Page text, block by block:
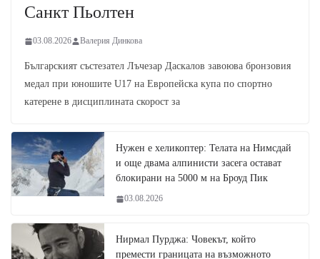
Санкт Пьолтен
03.08.2026 Валерия Динкова
Българският състезател Лъчезар Даскалов завоюва бронзовия
медал при юношите U17 на Европейска купа по спортно
катерене в дисциплината скорост за
Нужен е хеликоптер: Телата на Нимсдай
и още двама алпинисти засега остават
блокирани на 5000 м на Броуд Пик
03.08.2026
Нирмал Пурджа: Човекът, който
премести границата на възможното